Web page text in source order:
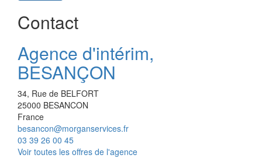
Contact
Agence d'intérim,
BESANÇON
34, Rue de BELFORT
25000 BESANCON
France
besancon@morganservices.fr
03 39 26 00 45
Voir toutes les offres de l'agence